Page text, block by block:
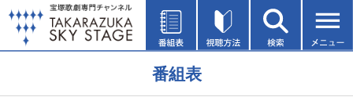
番組表